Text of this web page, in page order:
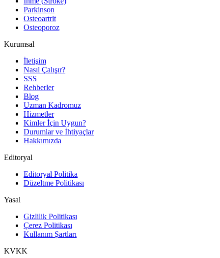
Parkinson
Osteoartrit
Osteoporoz
Kurumsal
İletişim
Nasıl Çalışır?
SSS
Rehberler
Blog
Uzman Kadromuz
Hizmetler
Kimler İçin Uygun?
Durumlar ve İhtiyaçlar
Hakkımızda
Editoryal
Editoryal Politika
Düzeltme Politikası
Yasal
Gizlilik Politikası
Çerez Politikası
Kullanım Şartları
KVKK